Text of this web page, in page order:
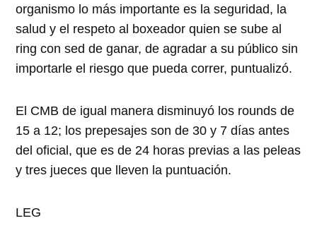
organismo lo más importante es la seguridad, la
salud y el respeto al boxeador quien se sube al
ring con sed de ganar, de agradar a su público sin
importarle el riesgo que pueda correr, puntualizó.
El CMB de igual manera disminuyó los rounds de
15 a 12; los prepesajes son de 30 y 7 días antes
del oficial, que es de 24 horas previas a las peleas
y tres jueces que lleven la puntuación.
LEG